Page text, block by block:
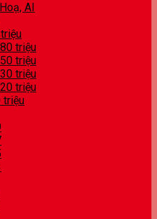
AI
triệu
triệu
triệu
triệu
triệu